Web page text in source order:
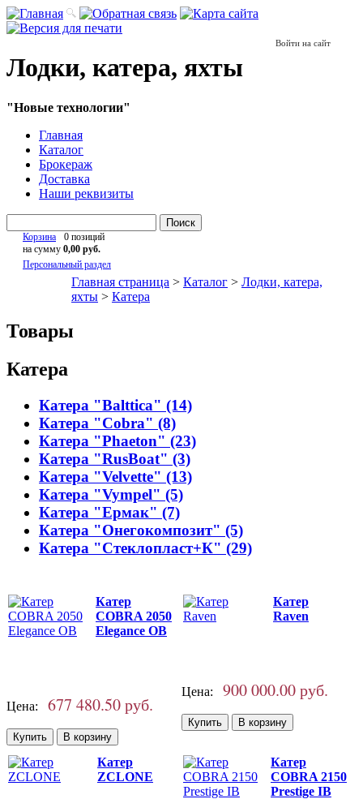
Войти на сайт
Лодки, катера, яхты
"Новые технологии"
Главная
Каталог
Брокераж
Доставка
Наши реквизиты
Поиск
Корзина
0 позиций
на сумму 0,00 руб.
Персональный раздел
Главная страница > Каталог > Лодки, катера,
яхты > Катера
Товары
Катера
Катера "Balttica" (14)
Катера "Cobra" (8)
Катера "Phaeton" (23)
Катера "RusBoat" (3)
Катера "Velvette" (13)
Катера "Vympel" (5)
Катера "Ермак" (7)
Катера "Онегокомпозит" (5)
Катера "Стеклопласт+К" (29)
Катер
COBRA 2050
Elegance OB
Цена: 677 480.50 руб.
Катер
Raven
Цена: 900 000.00 руб.
Катер
ZCLONE
Катер
СOBRA 2150
Prestige IB